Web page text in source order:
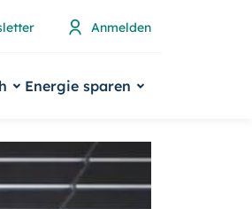
Anmelden
Energie sparen